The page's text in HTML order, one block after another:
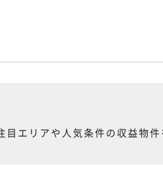
エリアや人気条件の収益物